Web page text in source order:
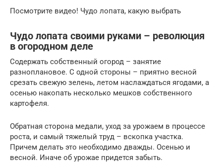
Посмотрите видео! Чудо лопата, какую выбрать
Чудо лопата своими руками – революция
в огородном деле
Содержать собственный огород – занятие
разноплановое. С одной стороны – приятно весной
срезать свежую зелень, летом наслаждаться ягодами, а
осенью накопать несколько мешков собственного
картофеля.
Обратная сторона медали, уход за урожаем в процессе
роста, и самый тяжелый труд – вскопка участка.
Причем делать это необходимо дважды. Осенью и
весной. Иначе об урожае придется забыть.